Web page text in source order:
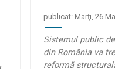
publicat: Marţi, 26
Sistemul public
din România va
reformă